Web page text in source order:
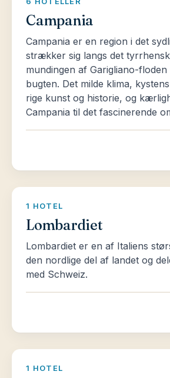
Campania
Campania er en region i det
strækker sig langs det
mundingen af Garigliano-
bugten. Det milde klima,
rige kunst og historie, og
Campania til det fascinerende
1 HOTEL
Lombardiet
Lombardiet er en af Italiens
den nordlige del af landet og
med Schweiz.
1 HOTEL